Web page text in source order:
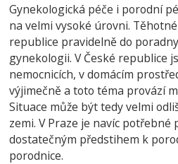
Gynekologická péče i porodní
na velmi vysoké úrovni.
republice pravidelně do
gynekologii. V České republice
nemocnicích, v domácím
výjimečně a toto téma provází
Situace může být tedy velmi
zemi. V Praze je navíc potřebné
dostatečným předstihem k
porodnice.